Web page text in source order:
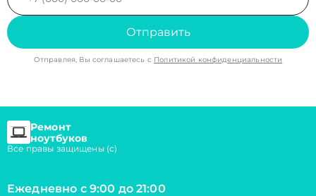
Отправить
Отправляя, Вы соглашаетесь с Политикой конфиденциальности
Ремонт
ноутбуков
Все правы защищены (с)
Ежедневно с 9:00 до 21:00